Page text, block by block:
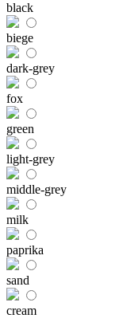
black
biege
dark-grey
fox
green
light-grey
middle-grey
milk
paprika
sand
cream